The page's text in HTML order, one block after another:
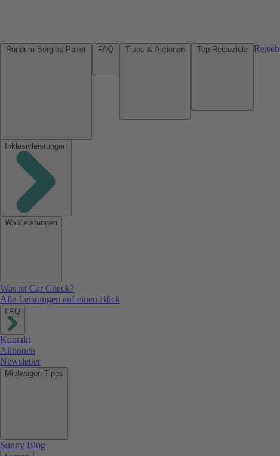
Inklusivleistungen
Wahlleistungen
Was ist Car Check?
Alle Leistungen auf einen Blick
FAQ
Kontakt
Aktionen
Newsletter
Mietwagen-Tipps
Sunny Blog